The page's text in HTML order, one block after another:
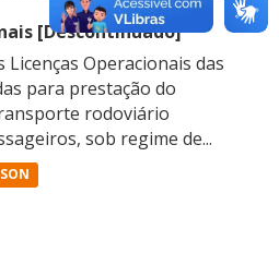
[Descontinuado]
Operacionais das
para prestação do
rodoviário
sob regime de...